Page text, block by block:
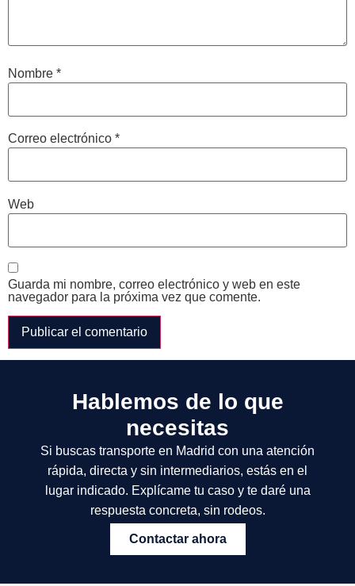
Nombre *
Correo electrónico *
Web
Guarda mi nombre, correo electrónico y web en este
navegador para la próxima vez que comente.
Hablemos de lo que
necesitas
Si buscas transporte en Madrid con una atención
rápida, directa y sin intermediarios, estás en el
lugar indicado. Explícame tu caso y te daré una
respuesta concreta, sin rodeos.
Contactar ahora